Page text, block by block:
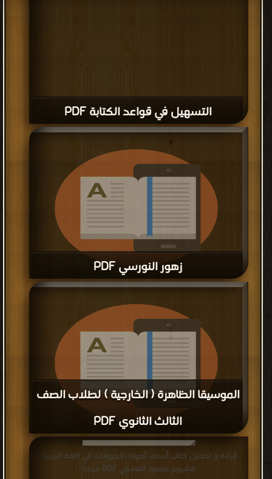
التسهيل في قواعد الكتابة PDF
زهور النورسي PDF
قراءة و تحميل كتاب زهور النورسي PDF مجانا
الموسيقا الظاهرة ( الخارجية ) لطلاب الصف
الثالث الثانوي PDF
قراءة و تحميل كتاب الموسيقا الظاهرة ( الخارجية ) لطلاب الصف
الثالث الثانوي PDF مجانا
قراءة و تحميل كتاب أسماء أصوات الحيوانات في اللغة العربية
مشروع عصفور التعليمي PDF مجانا